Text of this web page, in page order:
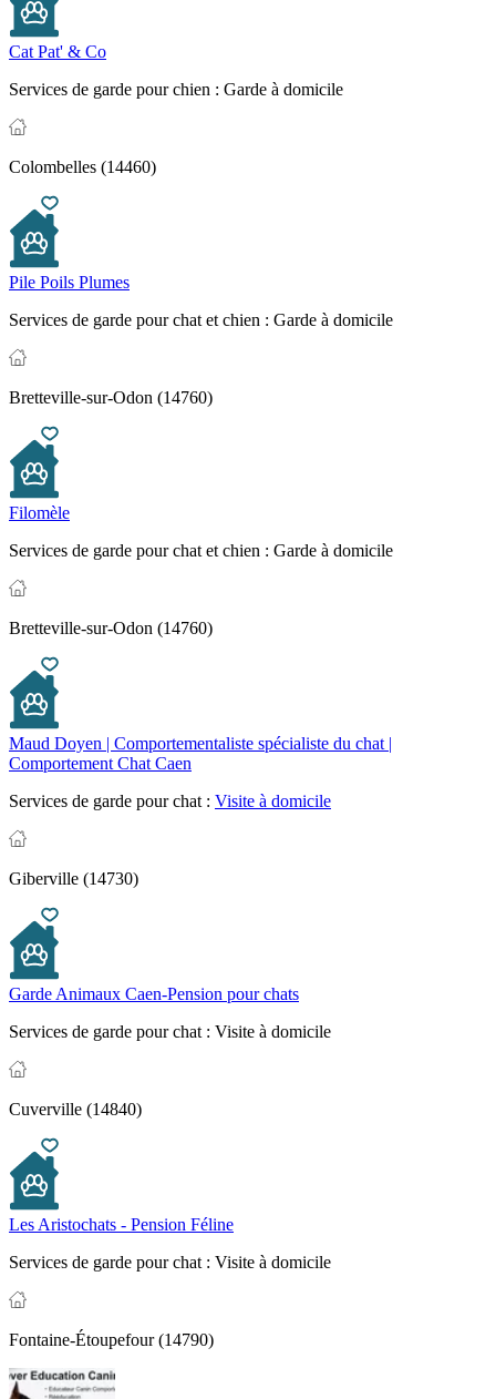
Cat Pat' & Co
Services de garde pour chien : Garde à domicile
Colombelles (14460)
Pile Poils Plumes
Services de garde pour chat et chien : Garde à domicile
Bretteville-sur-Odon (14760)
Filomèle
Services de garde pour chat et chien : Garde à domicile
Bretteville-sur-Odon (14760)
Maud Doyen | Comportementaliste spécialiste du chat |
Comportement Chat Caen
Services de garde pour chat : Visite à domicile
Giberville (14730)
Garde Animaux Caen-Pension pour chats
Services de garde pour chat : Visite à domicile
Cuverville (14840)
Les Aristochats - Pension Féline
Services de garde pour chat : Visite à domicile
Fontaine-Étoupefour (14790)